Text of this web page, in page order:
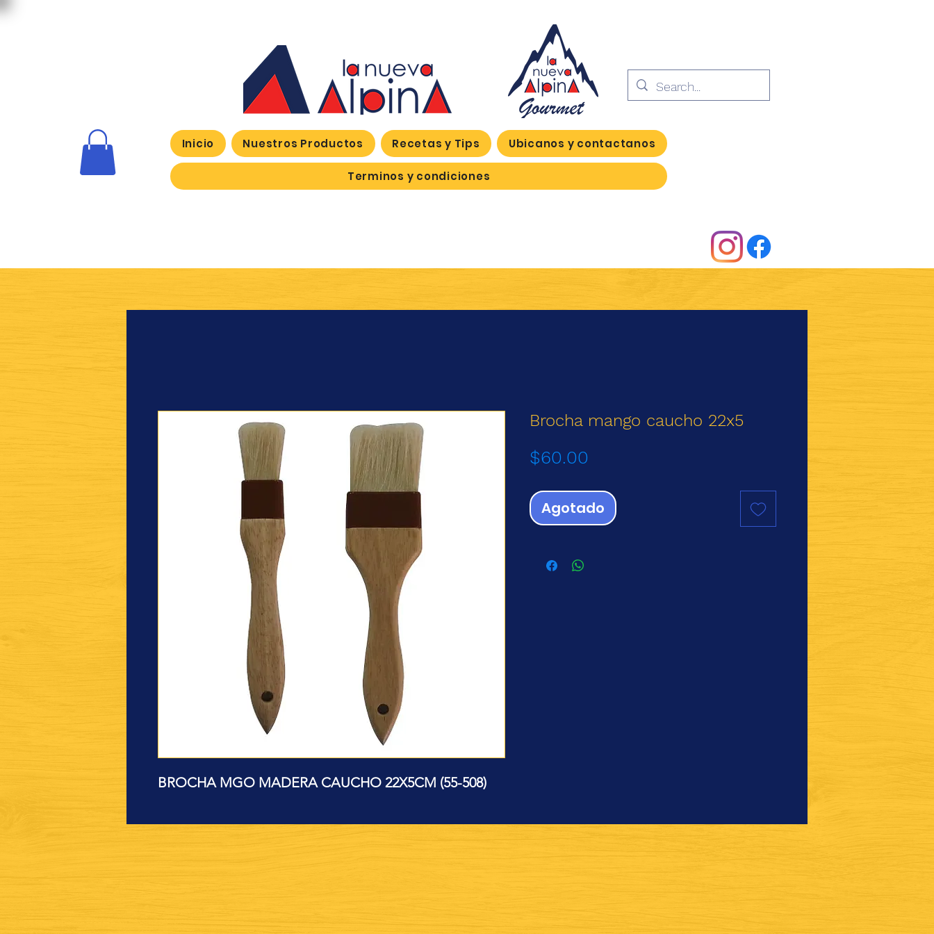
Inicio Nuestros Productos Recetas y Tips Ubicanos y contactanos
Terminos y condiciones
BROCHA MGO MADERA CAUCHO 22X5CM (55-508)
Brocha mango caucho 22x5
$60.00
Agotado